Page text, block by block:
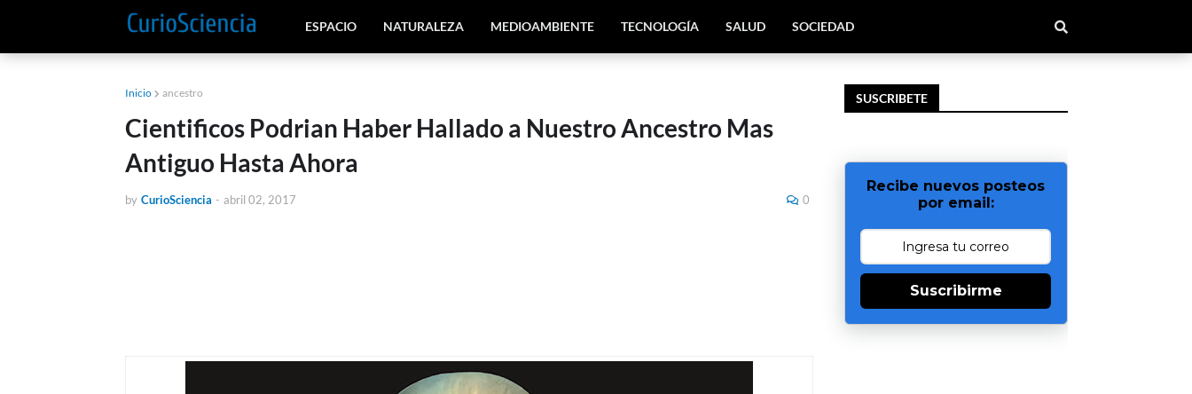
ESPACIO NATURALEZA MEDIOAMBIENTE TECNOLOGÍA SALUD SOCIEDAD
Inicio ancestro
Cientificos Podrian Haber Hallado a Nuestro Ancestro Mas
Antiguo Hasta Ahora
by CurioSciencia - abril 02, 2017 0
SUSCRIBETE
Recibe nuevos posteos
por email:
Suscribirme